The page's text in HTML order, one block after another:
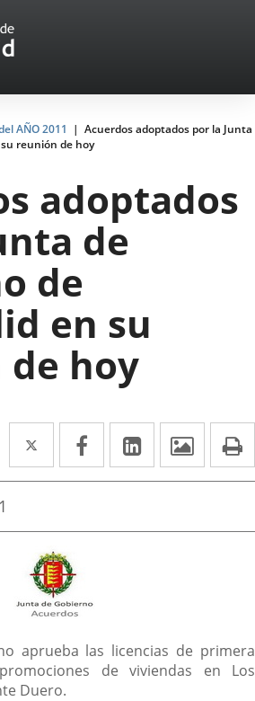
AÑO 2011
Acuerdos adoptados por la Junta
reunión de hoy
adoptados
de
de
en su
hoy
Twitter
Enlace
a
aplicación
externa.
Facebook
Enlace
a
aplicación
Linkedin
Enlace
a
aplicación
aprueba las licencias de primera
de viviendas en Los
Duero.